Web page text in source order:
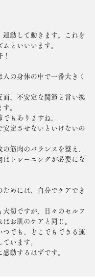
連動して動きます。これを
ムといいいます。
人の身体の中で一番大きく
面、不安定な関節と言い換
。
もありますね。
安定させないといけないの
の筋肉のバランスを整え、
はトレーニングが必要にな
ためには、自分でケアでき
大切ですが、日々のセルフ
お肌のケアと同じ。
つでも、どこでもできる運
います。
動するはずです。